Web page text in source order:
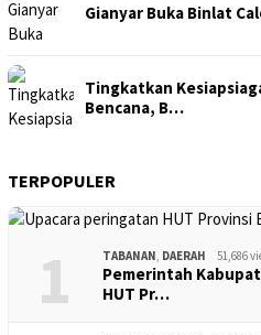
Gianyar Buka Binlat
Tingkatkan
Bencana, B…
TERPOPULER
1 TABANAN, DAERAH 51,686
Pemerintah
HUT Pr…